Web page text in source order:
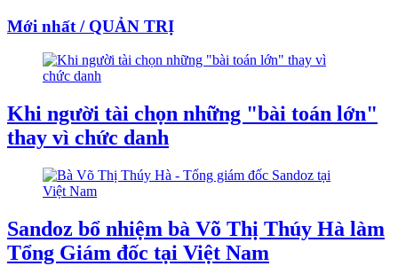
Mới nhất / QUẢN TRỊ
Khi người tài chọn những "bài toán lớn"
thay vì chức danh
Sandoz bổ nhiệm bà Võ Thị Thúy Hà làm
Tổng Giám đốc tại Việt Nam